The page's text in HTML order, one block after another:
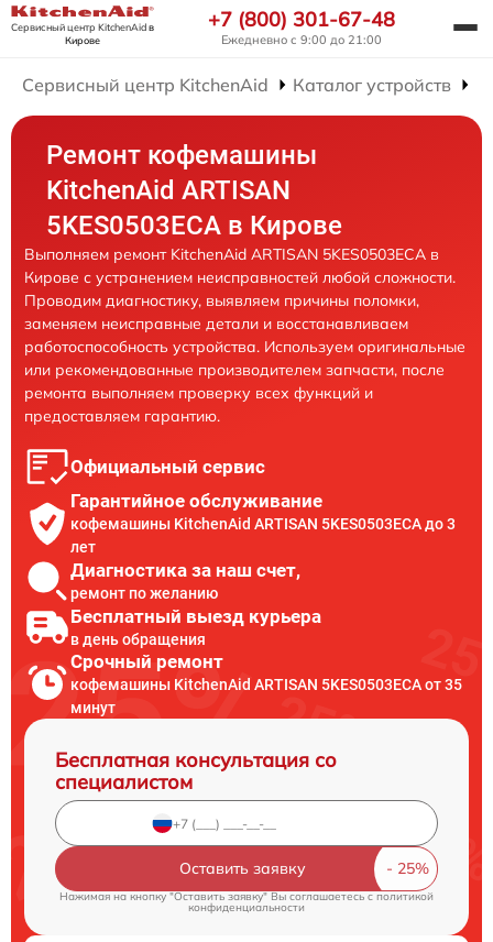
Сервисный центр KitchenAidв
Кирове
+7 (800) 301-67-48
Ежедневно с 9:00 до 21:00
Сервисный центр KitchenAid Каталог устройств
Ремонт кофемашины
KitchenAid ARTISAN
5KES0503ECA в Кирове
Выполняем ремонт KitchenAid ARTISAN 5KES0503ECA в
Кирове с устранением неисправностей любой сложности.
Проводим диагностику, выявляем причины поломки,
заменяем неисправные детали и восстанавливаем
работоспособность устройства. Используем оригинальные
или рекомендованные производителем запчасти, после
ремонта выполняем проверку всех функций и
предоставляем гарантию.
Официальный сервис
Гарантийное обслуживание
кофемашины KitchenAid ARTISAN 5KES0503ECA до 3
лет
Диагностика за наш счет,
ремонт по желанию
Бесплатный выезд курьера
в день обращения
Срочный ремонт
кофемашины KitchenAid ARTISAN 5KES0503ECA от 35
минут
Бесплатная консультация со
специалистом
Оставить заявку
Нажимая на кнопку "Оставить заявку" Вы соглашаетесь cполитикой
конфиденциальности